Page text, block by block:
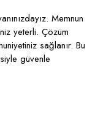
Memnun
yeterli. Çözüm
sağlanır. Bu
güvenle